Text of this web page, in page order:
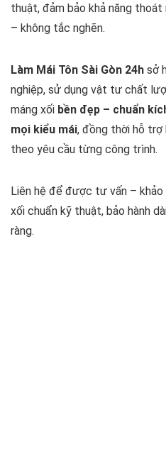
thuật, đảm bảo khả năng
– không tắc nghẽn.
Làm Mái Tôn Sài Gòn 24h sở
nghiệp, sử dụng vật tư chất
máng xối bền đẹp – chuẩn
mọi kiểu mái, đồng thời hỗ trợ
theo yêu cầu từng công trình.
Liên hệ để được tư vấn –
xối chuẩn kỹ thuật, bảo hành
ràng.